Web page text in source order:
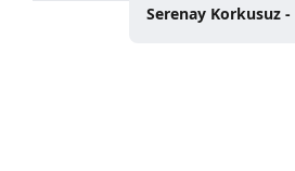
Serenay Korkusuz